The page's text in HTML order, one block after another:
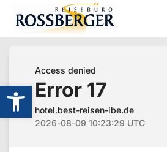
Werkzeugleiste öffnen